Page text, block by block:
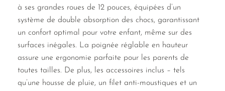
à ses grandes roues de 12 pouces, équipées d’un
système de double absorption des chocs, garantissant
un confort optimal pour votre enfant, même sur des
surfaces inégales. La poignée réglable en hauteur
assure une ergonomie parfaite pour les parents de
toutes tailles. De plus, les accessoires inclus – tels
qu’une housse de pluie, un filet anti-moustiques et un